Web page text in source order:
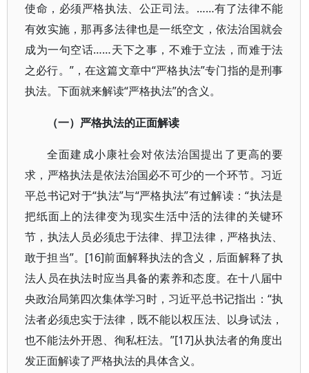
使命，必须严格执法、公正司法。……有了法律不能
有效实施，那再多法律也是一纸空文，依法治国就会
成为一句空话……天下之事，不难于立法，而难于法
之必行。”，在这篇文章中“严格执法”专门指的是刑事
执法。下面就来解读“严格执法”的含义。
（一）严格执法的正面解读
全面建成小康社会对依法治国提出了更高的要
求，严格执法是依法治国必不可少的一个环节。习近
平总书记对于“执法”与“严格执法”有过解读：“执法是
把纸面上的法律变为现实生活中活的法律的关键环
节，执法人员必须忠于法律、捍卫法律，严格执法、
敢于担当”。[16]前面解释执法的含义，后面解释了执
法人员在执法时应当具备的素养和态度。在十八届中
央政治局第四次集体学习时，习近平总书记指出：“执
法者必须忠实于法律，既不能以权压法、以身试法，
也不能法外开恩、徇私枉法。”[17]从执法者的角度出
发正面解读了严格执法的具体含义。